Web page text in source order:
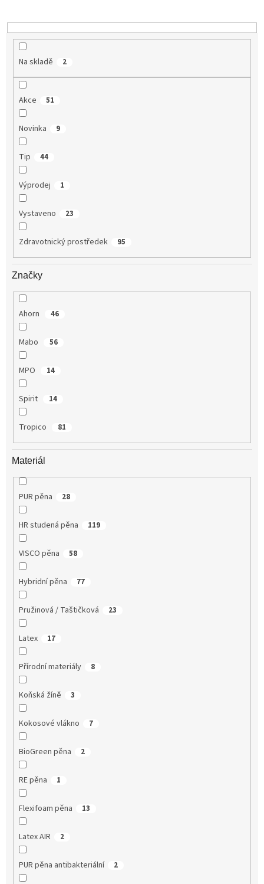
k
t
Na skladě 2
Akce 51
Novinka 9
Tip 44
Výprodej 1
Vystaveno 23
Zdravotnický prostředek 95
Značky
Ahorn 46
Mabo 56
MPO 14
Spirit 14
Tropico 81
Materiál
PUR pěna 28
HR studená pěna 119
VISCO pěna 58
Hybridní pěna 77
Pružinová / Taštičková 23
Latex 17
Přírodní materiály 8
Koňská žíně 3
Kokosové vlákno 7
BioGreen pěna 2
RE pěna 1
Flexifoam pěna 13
Latex AIR 2
PUR pěna antibakteriální 2